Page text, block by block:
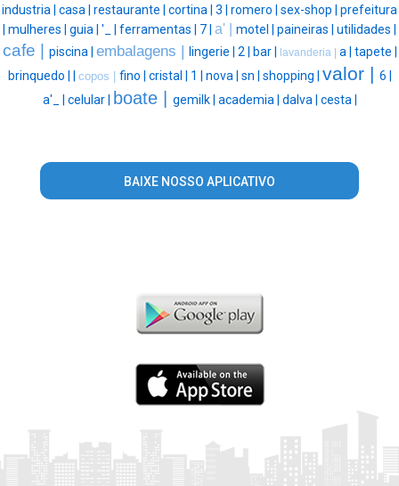
industria | casa | restaurante | cortina | 3 | romero | sex-shop | prefeitura
mulheres | guia | '_ | ferramentas | 7 | a' | motel | paineiras | utilidades |
cafe | piscina | embalagens | lingerie | 2 | bar | lavanderia | a | tapete |
brinquedo |
copos | fino | cristal | 1 | nova | sn | shopping | valor | 6 |
a'_ | celular | boate | gemilk | academia | dalva | cesta |
BAIXE NOSSO APLICATIVO